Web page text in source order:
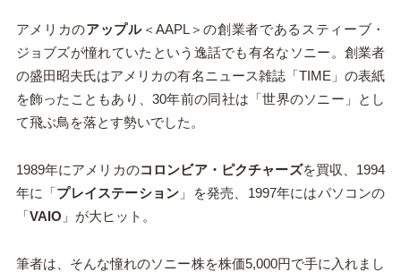
アメリカのアップル＜AAPL＞の創業者であるスティーブ・
ジョブズが憧れていたという逸話でも有名なソニー。創業者
の盛田昭夫氏はアメリカの有名ニュース雑誌「TIME」の表紙
を飾ったこともあり、30年前の同社は「世界のソニー」とし
て飛ぶ鳥を落とす勢いでした。
1989年にアメリカのコロンビア・ピクチャーズを買収、1994
年に「プレイステーション 」を発売、1997年にはパソコンの
「VAIO 」が大ヒット。
筆者は、そんな憧れのソニー株を株価5,000円で手に入れまし